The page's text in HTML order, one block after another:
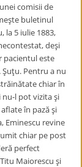
comisii de
buletinul
la 5 iulie 1883,
deşi
pacientul este
Pentru a nu
chiar în
l pot vizita şi
în pază şi
Eminescu revine
chiar pe post
perfect
Maiorescu şi